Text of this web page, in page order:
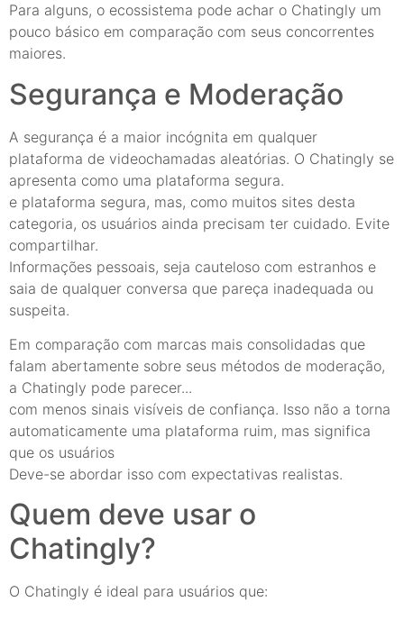
Para alguns, o ecossistema pode achar o Chatingly um
pouco básico em comparação com seus concorrentes
maiores.
Segurança e Moderação
A segurança é a maior incógnita em qualquer
plataforma de videochamadas aleatórias. O Chatingly se
apresenta como uma plataforma segura.
e plataforma segura, mas, como muitos sites desta
categoria, os usuários ainda precisam ter cuidado. Evite
compartilhar.
Informações pessoais, seja cauteloso com estranhos e
saia de qualquer conversa que pareça inadequada ou
suspeita.
Em comparação com marcas mais consolidadas que
falam abertamente sobre seus métodos de moderação,
a Chatingly pode parecer...
com menos sinais visíveis de confiança. Isso não a torna
automaticamente uma plataforma ruim, mas significa
que os usuários
Deve-se abordar isso com expectativas realistas.
Quem deve usar o
Chatingly?
O Chatingly é ideal para usuários que: